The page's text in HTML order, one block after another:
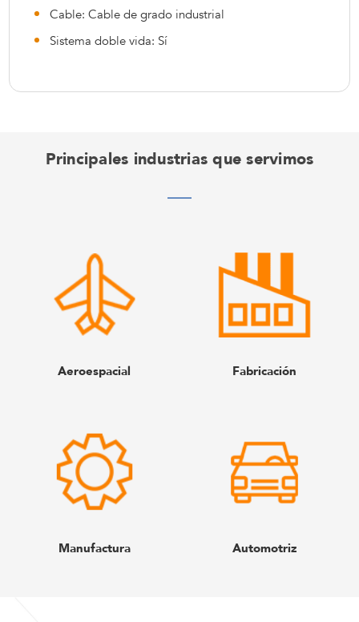
Cable: Cable de grado industrial
Sistema doble vida: Sí
Principales industrias que servimos
Aeroespacial Fabricación
Manufactura Automotriz